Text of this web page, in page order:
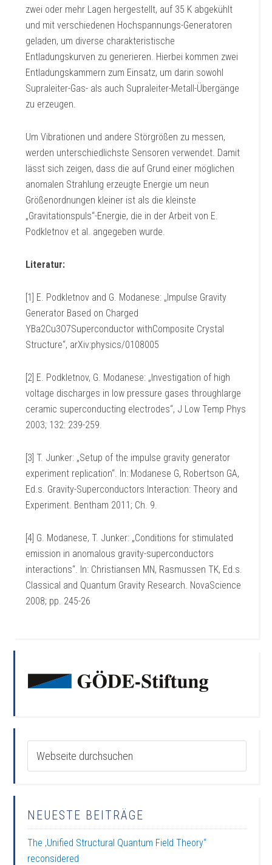
zwei oder mehr Lagen hergestellt, auf 35 K abgekühlt
und mit verschiedenen Hochspannungs-Generatoren
geladen, um diverse charakteristische
Entladungskurven zu generieren. Hierbei kommen zwei
Entladungskammern zum Einsatz, um darin sowohl
Supraleiter-Gas- als auch Supraleiter-Metall-Übergänge
zu erzeugen.
Um Vibrationen und andere Störgrößen zu messen,
werden unterschiedlichste Sensoren verwendet. Damit
lässt sich zeigen, dass die auf Grund einer möglichen
anomalen Strahlung erzeugte Energie um neun
Größenordnungen kleiner ist als die kleinste
„Gravitationspuls“-Energie, die in der Arbeit von E.
Podkletnov et al. angegeben wurde.
Literatur:
[1] E. Podkletnov and G. Modanese: „Impulse Gravity
Generator Based on Charged
YBa2Cu3O7Superconductor withComposite Crystal
Structure“, arXiv:physics/0108005
[2] E. Podkletnov, G. Modanese: „Investigation of high
voltage discharges in low pressure gases throughlarge
ceramic superconducting electrodes“, J Low Temp Phys
2003; 132: 239-259.
[3] T. Junker: „Setup of the impulse gravity generator
experiment replication“. In: Modanese G, Robertson GA,
Ed.s. Gravity-Superconductors Interaction: Theory and
Experiment. Bentham 2011; Ch. 9.
[4] G. Modanese, T. Junker: „Conditions for stimulated
emission in anomalous gravity-superconductors
interactions“. In: Christiansen MN, Rasmussen TK, Ed.s.
Classical and Quantum Gravity Research. NovaScience
2008; pp. 245-26
NEUESTE BEITRÄGE
The ‚Unified Structural Quantum Field Theory“
reconsidered